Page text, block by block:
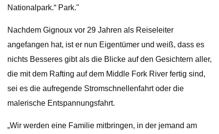
Nationalpark.“ Park."
Nachdem Gignoux vor 29 Jahren als Reiseleiter
angefangen hat, ist er nun Eigentümer und weiß, dass es
nichts Besseres gibt als die Blicke auf den Gesichtern aller,
die mit dem Rafting auf dem Middle Fork River fertig sind,
sei es die aufregende Stromschnellenfahrt oder die
malerische Entspannungsfahrt.
„Wir werden eine Familie mitbringen, in der jemand am